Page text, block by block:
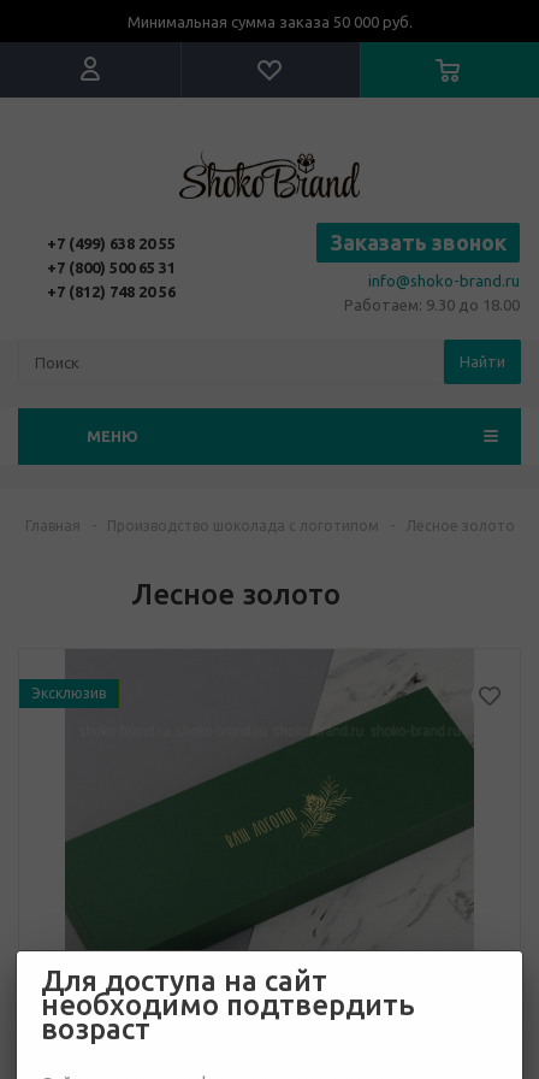
Минимальная сумма заказа 50 000 руб.
+7 (499) 638 20 55
+7 (800) 500 65 31
+7 (812) 748 20 56
Заказать звонок
info@shoko-brand.ru
Работаем: 9.30 до 18.00
Найти
МЕНЮ
Главная - Производство шоколада с логотипом - Лесное золото
Лесное золото
Эксклюзив
Для доступа на сайт
необходимо подтвердить
возраст